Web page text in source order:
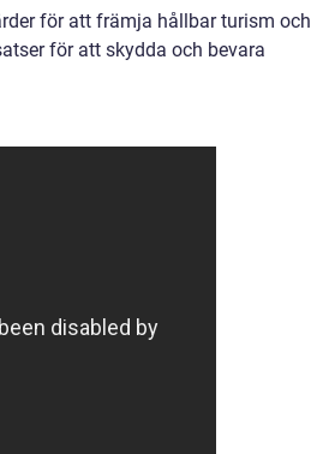
för att främja hållbar turism och
för att skydda och bevara